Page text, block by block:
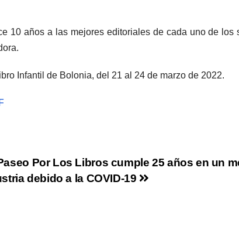
10 años a las mejores editoriales de cada uno de
Infantil de Bolonia, del 21 al 24 de marzo de 2022.
Por Los Libros cumple 25 años en un
debido a la COVID-19